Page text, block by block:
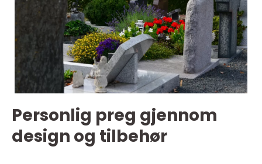
Personlig preg gjennom
design og tilbehør